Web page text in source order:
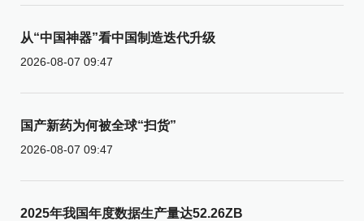
从“中国神器”看中国制造迭代升级
2026-08-07 09:47
国产新药为何被全球“扫货”
2026-08-07 09:47
2025年我国年度数据生产量达52.26ZB